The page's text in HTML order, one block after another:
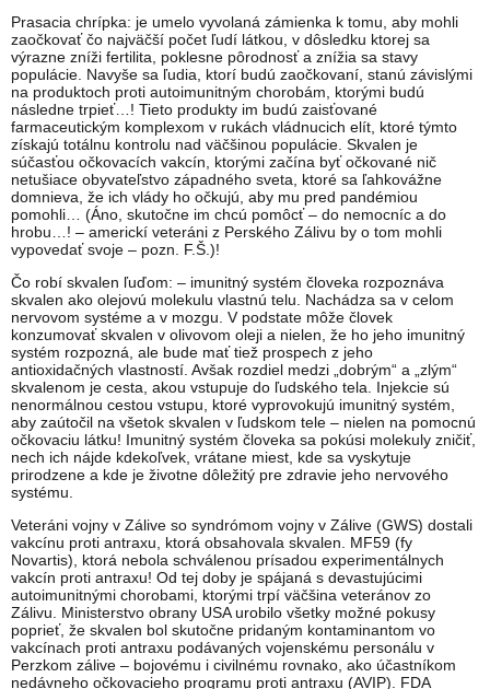
Prasacia chrípka: je umelo vyvolaná zámienka k tomu, aby mohli
zaočkovať čo najväčší počet ľudí látkou, v dôsledku ktorej sa
výrazne zníži fertilita, poklesne pôrodnosť a znížia sa stavy
populácie. Navyše sa ľudia, ktorí budú zaočkovaní, stanú závislými
na produktoch proti autoimunitným chorobám, ktorými budú
následne trpieť…! Tieto produkty im budú zaisťované
farmaceutickým komplexom v rukách vládnucich elít, ktoré týmto
získajú totálnu kontrolu nad väčšinou populácie. Skvalen je
súčasťou očkovacích vakcín, ktorými začína byť očkované nič
netušiace obyvateľstvo západného sveta, ktoré sa ľahkovážne
domnieva, že ich vlády ho očkujú, aby mu pred pandémiou
pomohli… (Áno, skutočne im chcú pomôcť – do nemocníc a do
hrobu…! – americkí veteráni z Perského Zálivu by o tom mohli
vypovedať svoje – pozn. F.Š.)!
Čo robí skvalen ľuďom: – imunitný systém človeka rozpoznáva
skvalen ako olejovú molekulu vlastnú telu. Nachádza sa v celom
nervovom systéme a v mozgu. V podstate môže človek
konzumovať skvalen v olivovom oleji a nielen, že ho jeho imunitný
systém rozpozná, ale bude mať tiež prospech z jeho
antioxidačných vlastností. Avšak rozdiel medzi „dobrým“ a „zlým“
skvalenom je cesta, akou vstupuje do ľudského tela. Injekcie sú
nenormálnou cestou vstupu, ktoré vyprovokujú imunitný systém,
aby zaútočil na všetok skvalen v ľudskom tele – nielen na pomocnú
očkovaciu látku! Imunitný systém človeka sa pokúsi molekuly zničiť,
nech ich nájde kdekoľvek, vrátane miest, kde sa vyskytuje
prirodzene a kde je životne dôležitý pre zdravie jeho nervového
systému.
Veteráni vojny v Zálive so syndrómom vojny v Zálive (GWS) dostali
vakcínu proti antraxu, ktorá obsahovala skvalen. MF59 (fy
Novartis), ktorá nebola schválenou prísadou experimentálnych
vakcín proti antraxu! Od tej doby je spájaná s devastujúcimi
autoimunitnými chorobami, ktorými trpí väčšina veteránov zo
Zálivu. Ministerstvo obrany USA urobilo všetky možné pokusy
poprieť, že skvalen bol skutočne pridaným kontaminantom vo
vakcínach proti antraxu podávaných vojenskému personálu v
Perzkom zálive – bojovému i civilnému rovnako, ako účastníkom
nedávneho očkovacieho programu proti antraxu (AVIP). FDA